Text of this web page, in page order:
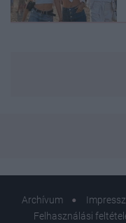
Archívum
Felhasználási